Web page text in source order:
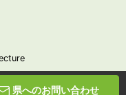
県へのお問い合わせ